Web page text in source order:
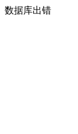
数据库出错